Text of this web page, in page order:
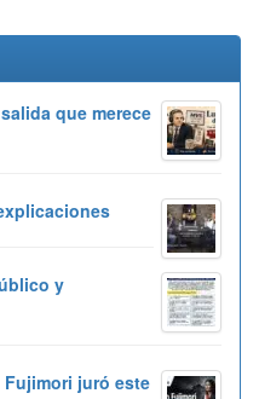
que merece
y
juró este